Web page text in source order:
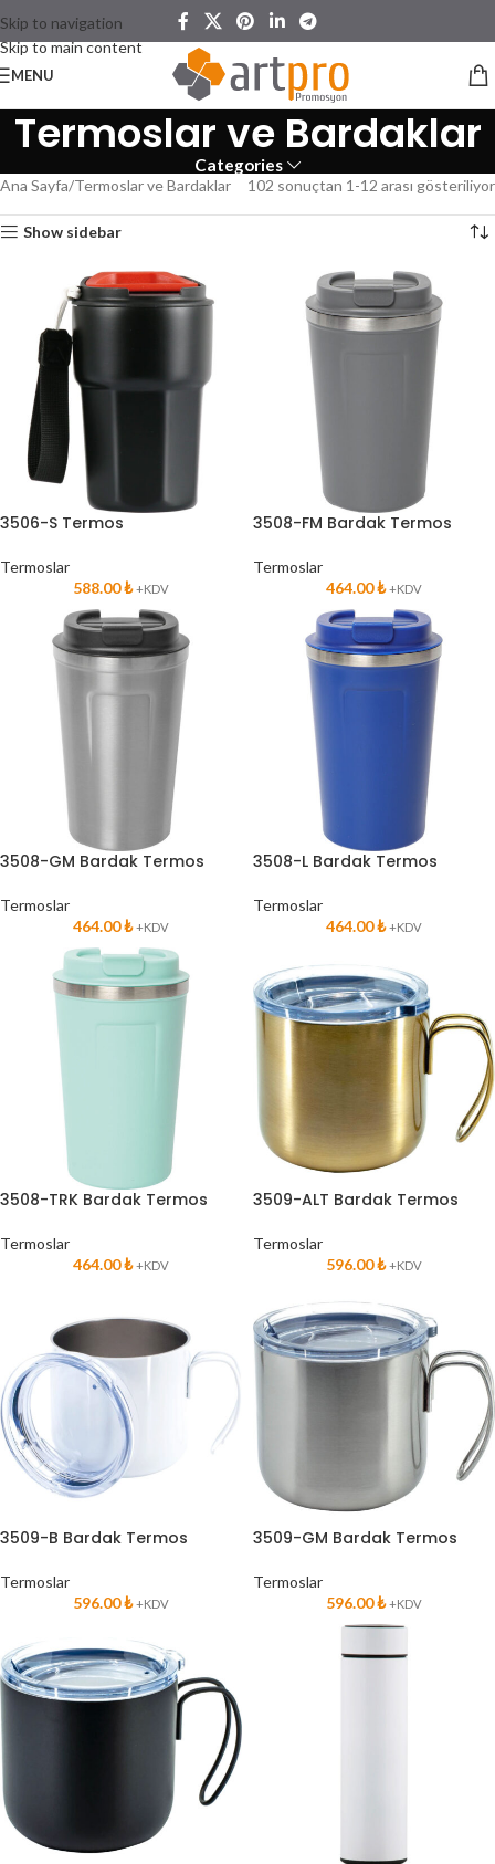
Skip to navigation
Skip to main content
MENU
Termoslar ve Bardaklar
Categories
Ana Sayfa Termoslar ve Bardaklar 102 sonuçtan 1-12 arası gösteriliyor
Show sidebar
3506-S Termos
Termoslar
588.00₺ +KDV
3508-FM Bardak Termos
Termoslar
464.00₺ +KDV
3508-GM Bardak Termos
Termoslar
464.00₺ +KDV
3508-L Bardak Termos
Termoslar
464.00₺ +KDV
3508-TRK Bardak Termos
Termoslar
464.00₺ +KDV
3509-ALT Bardak Termos
Termoslar
596.00₺ +KDV
3509-B Bardak Termos
Termoslar
596.00₺ +KDV
3509-GM Bardak Termos
Termoslar
596.00₺ +KDV